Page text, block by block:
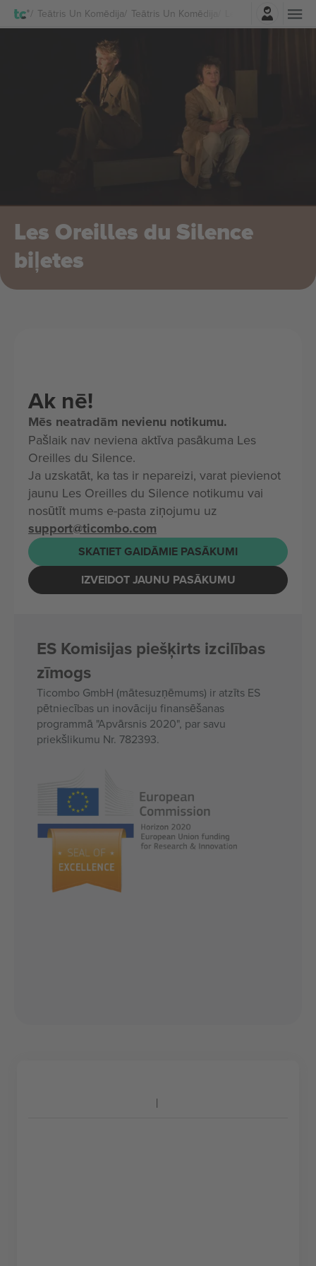
Teātris Un Komēdija Teātris Un Komēdija Les Oreilles du
Pierakstīties
Les Oreilles du Silence
biļetes
Ak nē!
Mēs neatradām nevienu notikumu.
Pašlaik nav neviena aktīva pasākuma Les
Oreilles du Silence.
Ja uzskatāt, ka tas ir nepareizi, varat pievienot
jaunu Les Oreilles du Silence notikumu vai
nosūtīt mums e-pasta ziņojumu uz
support@ticombo.com
SKATIET GAIDĀMIE PASĀKUMI
IZVEIDOT JAUNU PASĀKUMU
ES Komisijas piešķirts izcilības
zīmogs
Ticombo GmbH (mātesuzņēmums) ir atzīts ES
pētniecības un inovāciju finansēšanas
programmā "Apvārsnis 2020", par savu
priekšlikumu Nr. 782393.